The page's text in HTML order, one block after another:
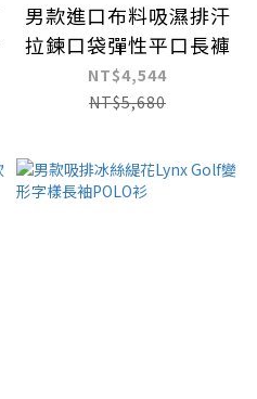
男款進口布料吸濕排汗
拉鍊口袋彈性平口長褲
NT$4,544
NT$5,680